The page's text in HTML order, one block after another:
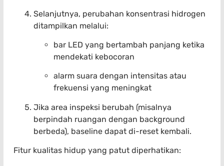
Selanjutnya, perubahan konsentrasi hidrogen
ditampilkan melalui:
bar LED yang bertambah panjang ketika
mendekati kebocoran
alarm suara dengan intensitas atau
frekuensi yang meningkat
Jika area inspeksi berubah (misalnya
berpindah ruangan dengan background
berbeda), baseline dapat di-reset kembali.
Fitur kualitas hidup yang patut diperhatikan: